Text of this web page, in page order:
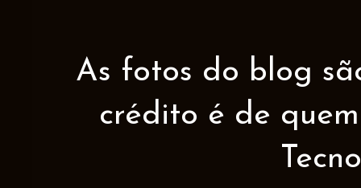
As fotos do blog
crédito é de